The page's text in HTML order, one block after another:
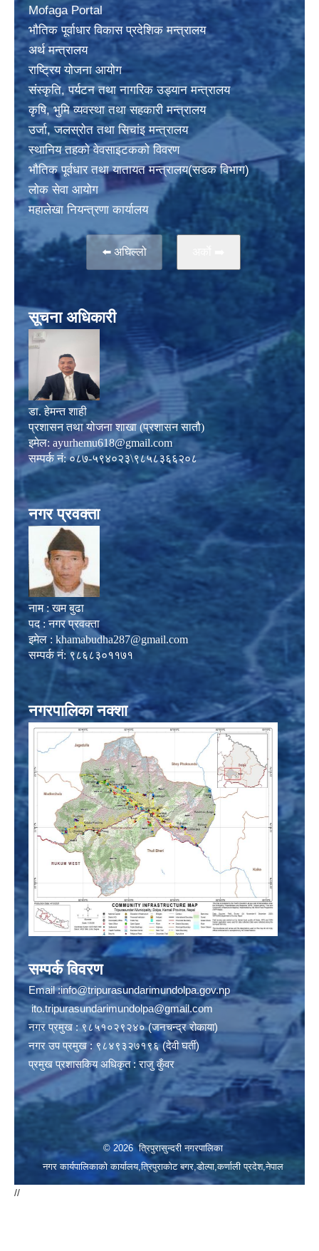
Mofaga Portal
भाैतिक पूर्वाधार विकास प्रदेशिक मन्त्रालय
अर्थ मन्त्रालय
राष्ट्रिय योजना आयोग
संस्कृति, पर्यटन तथा नागरिक उड्यान मन्त्रालय
कृषि, भुमि व्यवस्था तथा सहकारी मन्त्रालय
उर्जा, जलस्राेत तथा सिचांइ मन्त्रालय
स्थानिय तहकाे वेवसाइटककाे विवरण
भाैतिक पूर्वधार तथा यातायत मन्त्रालय(सडक विभाग)
लाेक सेवा आयोग
महालेखा नियन्त्रणा कार्यालय
⬅️ अघिल्लो
सूचना अधिकारी
डा. हेमन्त शाही
प्रशासन तथा योजना शाखा (प्रशासन सातौ)
इमेल: ayurhemu618@gmail.com
सम्पर्क नं: ०८७-५९४०२३\९८५८३६६२०८
नगर प्रवक्ता
नाम : खम बुढा
पद : नगर प्रवक्ता
इमेल : khamabudha287@gmail.com
सम्पर्क नं: ९८६८३०११७१
नगरपालिका नक्शा
सम्पर्क विवरण
Email :info@tripurasundarimundolpa.gov.np
ito.tripurasundarimundolpa@gmail.com
नगर प्रमुख : ९८५१०२९२४० (जनचन्द्र रोकाया)
नगर उप प्रमुख : ९८४९३२७१९६ (देवी घर्ती)
प्रमुख प्रशासकिय अधिकृत : राजु कुँवर
© 2026 त्रिपुरासुन्दरी नगरपालिका
नगर कार्यपालिकाको कार्यालय,त्रिपुराकोट बगर,डोल्पा,कर्णाली प्रदेश,नेपाल
//